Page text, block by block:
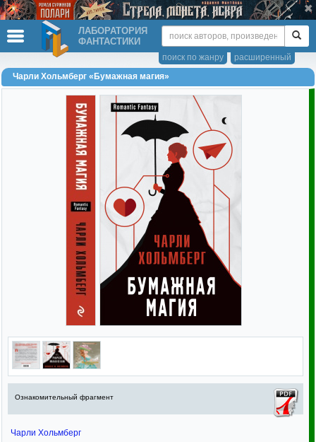
ЛАБОРАТОРИЯ
ФАНТАСТИКИ
расширенный
поиск по жанру
Чарли Хольмберг «Бумажная магия»
Ознакомительный фрагмент
Чарли Хольмберг